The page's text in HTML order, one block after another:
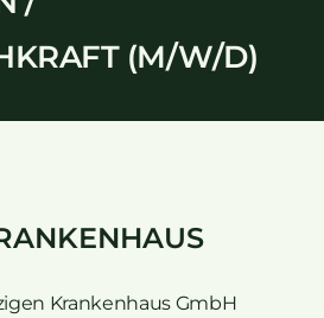
(M/W/D)
Krankenhaus GmbH